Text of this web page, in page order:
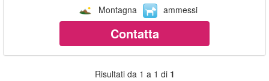
Montagna
ammessi
Contatta
Risultati da 1 a 1 di 1